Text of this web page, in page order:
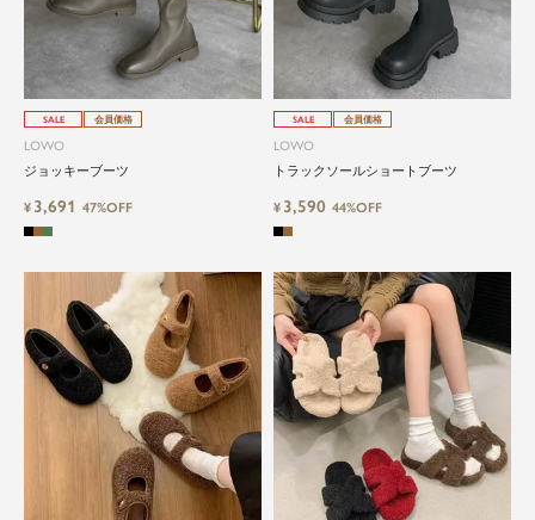
SALE 会員価格
LOWO
ジョッキーブーツ
¥ 3,691 47%OFF
SALE 会員価格
LOWO
トラックソールショートブーツ
¥ 3,590 44%OFF